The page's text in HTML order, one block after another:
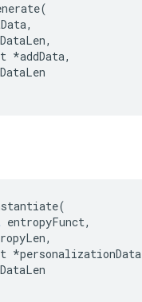
(
,
,
*addData,
(
entropyFunct,
,
*personalizationData